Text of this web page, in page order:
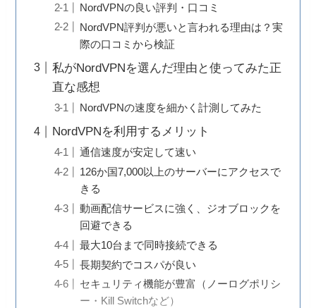
NordVPNの良い評判・口コミ
NordVPN評判が悪いと言われる理由は？実
際の口コミから検証
私がNordVPNを選んだ理由と使ってみた正
直な感想
NordVPNの速度を細かく計測してみた
NordVPNを利用するメリット
通信速度が安定して速い
126か国7,000以上のサーバーにアクセスで
きる
動画配信サービスに強く、ジオブロックを
回避できる
最大10台まで同時接続できる
長期契約でコスパが良い
セキュリティ機能が豊富（ノーログポリシ
ー・Kill Switchなど）